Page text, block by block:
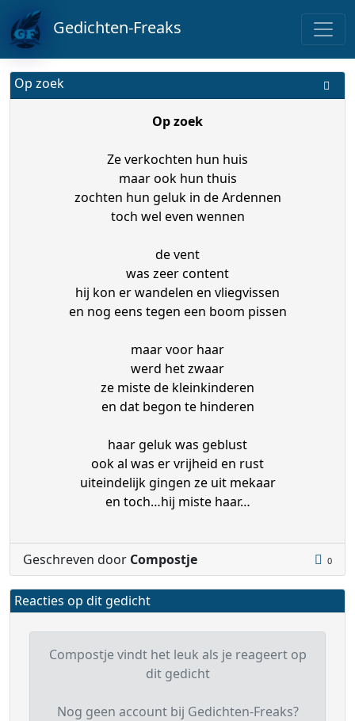
Gedichten-Freaks
Op zoek
Op zoek
Ze verkochten hun huis
maar ook hun thuis
zochten hun geluk in de Ardennen
toch wel even wennen
de vent
was zeer content
hij kon er wandelen en vliegvissen
en nog eens tegen een boom pissen
maar voor haar
werd het zwaar
ze miste de kleinkinderen
en dat begon te hinderen
haar geluk was geblust
ook al was er vrijheid en rust
uiteindelijk gingen ze uit mekaar
en toch…hij miste haar…
Geschreven door Compostje 0
Reacties op dit gedicht
Compostje vindt het leuk als je reageert op
dit gedicht
Nog geen account bij Gedichten-Freaks?